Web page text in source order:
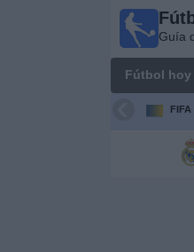
Guía
Fútbol hoy